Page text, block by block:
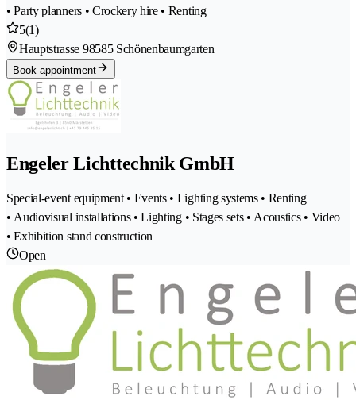
• Party planners • Crockery hire • Renting
5(1)
Hauptstrasse 98585 Schönenbaumgarten
Book appointment
Engeler Lichttechnik GmbH
Special-event equipment • Events • Lighting systems • Renting
• Audiovisual installations • Lighting • Stages sets • Acoustics • Video
• Exhibition stand construction
Open